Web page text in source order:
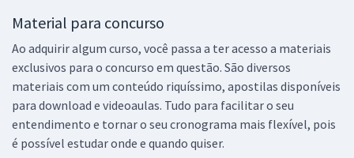
Material para concurso
Ao adquirir algum curso, você passa a ter acesso a materiais
exclusivos para o concurso em questão. São diversos
materiais com um conteúdo riquíssimo, apostilas disponíveis
para download e videoaulas. Tudo para facilitar o seu
entendimento e tornar o seu cronograma mais flexível, pois
é possível estudar onde e quando quiser.